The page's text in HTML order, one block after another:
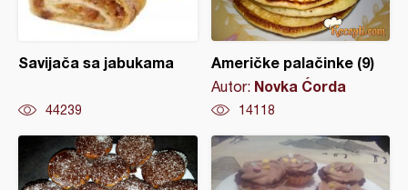
Savijača sa jabukama
44239
Američke palačinke (9)
Autor: Novka Ćorda
14118